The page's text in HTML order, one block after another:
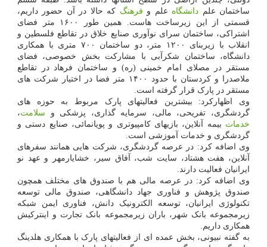
ساختمان علم دانشگاه علم و فرهنگ که حالا در آن حضور داریم،
قسمتی از این زیرساخت هاست. همین طور ۱۶۰۰ متر فضای
اشتراکی، ساختمان سرای نوآوری صنایع خلاق در تقاطع فلسطین و
انقلاب با زیربنای ۱۲۰۰ متر، دو ساختمان ۷۰۰ متری با همکاری
دانشگاه، ساختمان شکرآبی با مشارکت بخش خصوصی، فضای
مستقر در مصلای امام خمینی (ره) و ساختمان فرهاد در تقاطع
ملاصدرا و کردستان با حدود ۱۴۰۰ متر فضا در اختیار شرکت های
مستقر در پارک قرار گرفته است.
وی اظهارکرد: بیشترین فعالیتهای پارک مربوط به حوزه های
گردشگری، تفریحی، مالی، سرمایه گذاری، پزشکی و سلامت،
خدمات بیمه آنلاین، بازیهای کامپیوتری و پویانمائی، صنایع دستی و
گردشگری و خدمات آموزشی است.
وی اضافه کرد: در عرصه گردشگری، شرکت هایی همانند سفرهای
آنلاین، هفت هشتاد، سایت شب، آفاق سیر، خشایارمهر و عهد نو
ایرانیان فعالیت دارند.
وی اضافه کرد: در عرصه مالی هم با صندوق های مختلف همچون
صندوق پژوهش و فناوری جهاد دانشگاهی، صندوق مالی توسعه
تکنولوژی ایرانیان، توسعه الکترونیک دانش، فناوری ایمن شبکه
زیرمجموعه بانک شهر، باران زیرمجموعه بانک تجارت و اینترکیش
همکاری داریم.
به گفته نبیونی، بخش عمده ای از فعالیتهای پارک با همکاری هلدینگ